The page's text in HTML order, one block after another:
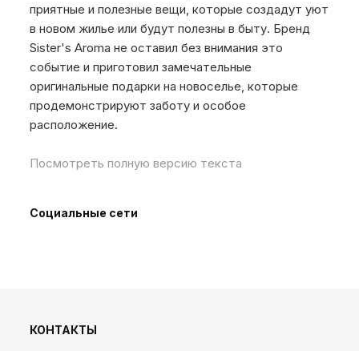
приятные и полезные вещи, которые создадут уют
в новом жилье или будут полезны в быту. Бренд
Sister's Aroma не оставил без внимания это
событие и приготовил замечательные
оригинальные подарки на новоселье, которые
продемонстрируют заботу и особое
расположение.
Посмотреть полную версию текста
Социальные сети
КОНТАКТЫ